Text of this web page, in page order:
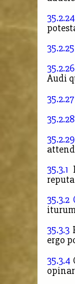
35.2.24
35.2.25
35.2.26
Audi
35.2.27
35.2.28
35.2.29
35.3.1
35.3.2
35.3.3
ergo
35.3.4